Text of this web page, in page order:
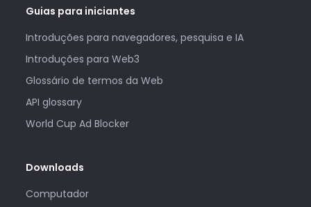
Guias para iniciantes
Introduções para navegadores, pesquisa e IA
Introduções para Web3
Glossário de termos da Web
API glossary
World Cup Ad Blocker
Downloads
Computador